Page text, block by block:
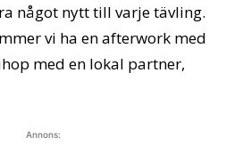
något nytt till varje tävling.
vi ha en afterwork med
med en lokal partner,
Annons: